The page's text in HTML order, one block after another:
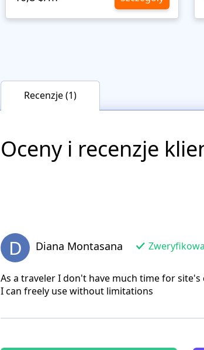
Recenzje (1)
Oceny i recenzje
D Diana Montasana
As a traveler I don't have much time for
I can freely use without limitations